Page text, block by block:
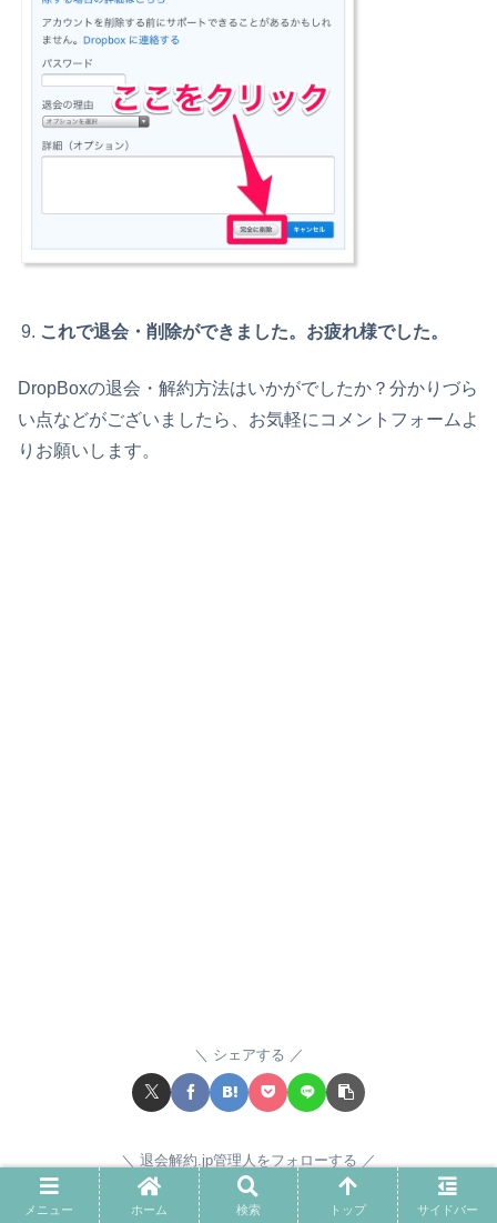
これで退会・削除ができました。お疲れ様でした。
DropBoxの退会・解約方法はいかがでしたか？分かりづら
い点などがございましたら、お気軽にコメントフォームよ
りお願いします。
シェアする
退会解約.jp管理人をフォローする
メニュー ホーム 検索 トップ サイドバー